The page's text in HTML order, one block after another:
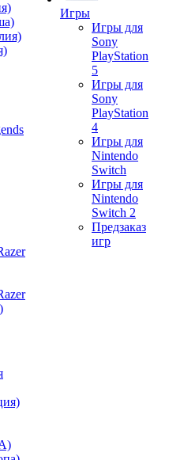
Игры
Игры для
Sony
PlayStation
5
Игры для
Sony
PlayStation
4
Игры для
Nintendo
Switch
Игры для
Nintendo
Switch 2
Предзаказ
игр